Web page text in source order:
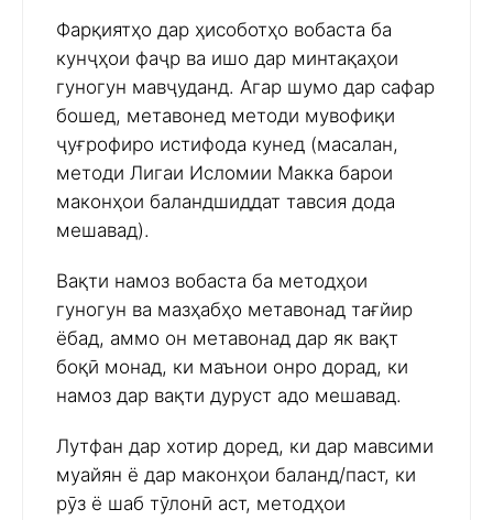
Фарқиятҳо дар ҳисоботҳо вобаста ба
кунҷҳои фаҷр ва ишо дар минтақаҳои
гуногун мавҷуданд. Агар шумо дар сафар
бошед, метавонед методи мувофиқи
ҷуғрофиро истифода кунед (масалан,
методи Лигаи Исломии Макка барои
маконҳои баландшиддат тавсия дода
мешавад).
Вақти намоз вобаста ба методҳои
гуногун ва мазҳабҳо метавонад тағйир
ёбад, аммо он метавонад дар як вақт
боқӣ монад, ки маънои онро дорад, ки
намоз дар вақти дуруст адо мешавад.
Лутфан дар хотир доред, ки дар мавсими
муайян ё дар маконҳои баланд/паст, ки
рӯз ё шаб тӯлонӣ аст, методҳои